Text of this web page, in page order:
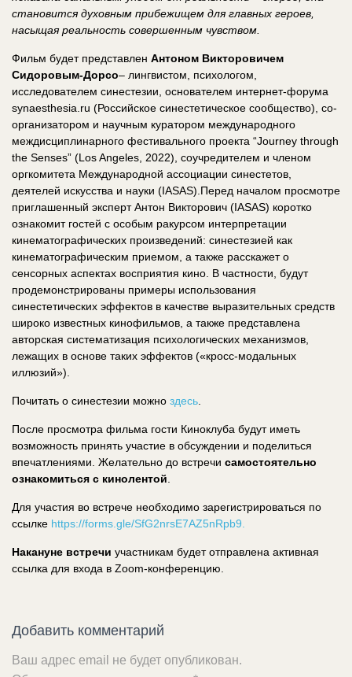
становится духовным прибежищем для главных героев,
насыщая реальность совершенным чувством.
Фильм будет представлен Антоном Викторовичем
Сидоровым-Дорсо– лингвистом, психологом,
исследователем синестезии, основателем интернет-форума
synaesthesia.ru (Российское синестетическое сообщество), со-
организатором и научным куратором международного
междисциплинарного фестивального проекта “Journey through
the Senses” (Los Angeles, 2022), соучредителем и членом
оргкомитета Международной ассоциации синестетов,
деятелей искусства и науки (IASAS).Перед началом просмотре
приглашенный эксперт Антон Викторович (IASAS) коротко
ознакомит гостей с особым ракурсом интерпретации
кинематографических произведений: синестезией как
кинематографическим приемом, а также расскажет о
сенсорных аспектах восприятия кино. В частности, будут
продемонстрированы примеры использования
синестетических эффектов в качестве выразительных средств
широко известных кинофильмов, а также представлена
авторская систематизация психологических механизмов,
лежащих в основе таких эффектов («кросс-модальных
иллюзий»).
Почитать о синестезии можно здесь
После просмотра фильма гости Киноклуба будут иметь
возможность принять участие в обсуждении и поделиться
впечатлениями. Желательно до встречи самостоятельно
ознакомиться с кинолентой
Для участия во встрече необходимо зарегистрироваться по
cсылке https://forms.gle/SfG2nrsE7AZ5nRpb9.
Накануне встречи участникам будет отправлена активная
ссылка для входа в Zoom-конференцию.
Добавить комментарий
Ваш адрес email не будет опубликован.